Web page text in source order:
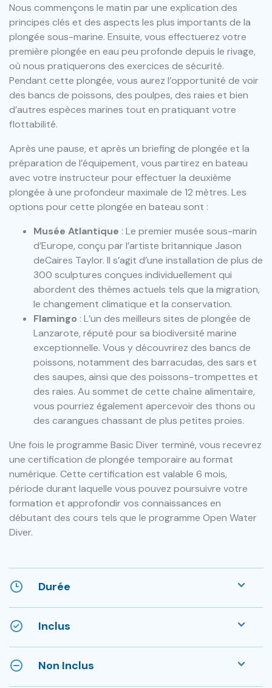
Nous commençons le matin par une explication des
principes clés et des aspects les plus importants de la
plongée sous-marine. Ensuite, vous effectuerez votre
première plongée en eau peu profonde depuis le rivage,
où nous pratiquerons des exercices de sécurité.
Pendant cette plongée, vous aurez l’opportunité de voir
des bancs de poissons, des poulpes, des raies et bien
d’autres espèces marines tout en pratiquant votre
flottabilité.
Après une pause, et après un briefing de plongée et la
préparation de l’équipement, vous partirez en bateau
avec votre instructeur pour effectuer la deuxième
plongée à une profondeur maximale de 12 mètres. Les
options pour cette plongée en bateau sont :
Musée Atlantique : Le premier musée sous-marin
d’Europe, conçu par l’artiste britannique Jason
deCaires Taylor. Il s’agit d’une installation de plus de
300 sculptures conçues individuellement qui
abordent des thèmes actuels tels que la migration,
le changement climatique et la conservation.
Flamingo : L’un des meilleurs sites de plongée de
Lanzarote, réputé pour sa biodiversité marine
exceptionnelle. Vous y découvrirez des bancs de
poissons, notamment des barracudas, des sars et
des saupes, ainsi que des poissons-trompettes et
des raies. Au sommet de cette chaîne alimentaire,
vous pourriez également apercevoir des thons ou
des carangues chassant de plus petites proies.
Une fois le programme Basic Diver terminé, vous recevrez
une certification de plongée temporaire au format
numérique. Cette certification est valable 6 mois,
période durant laquelle vous pouvez poursuivre votre
formation et approfondir vos connaissances en
débutant des cours tels que le programme Open Water
Diver.
Durée
Inclus
Non Inclus